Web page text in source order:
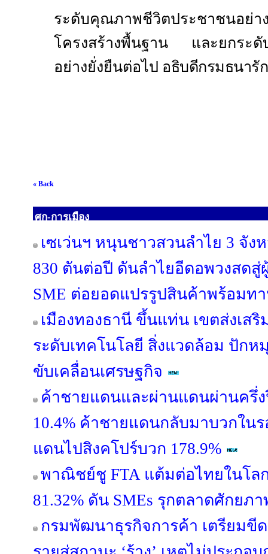
ระดับคุณภาพชีวิตประชาชนอย่า
โครงสร้างพื้นฐาน และยกระ
อย่างยั่งยืนต่อไป อธิบดีกรมธนารั
« Back
ศก-การเมือง
เซเว่นฯ หนุนชาวสวนลำไย 3 จัง
830 ตันต่อปี ดันลำไยอีดอพวงสด
SME ต่อยอดแปรรูปสินค้าพร้อมท
เมืองทองธานี ขึ้นแท่น เขตส่งเสริ
ระดับเทคโนโลยี สิ่งแวดล้อม ปักห
ขับเคลื่อนเศรษฐกิจ
ค้าชายแดนและผ่านแดนผ่านครึ่ง
10.4% ค้าชายแดนกลับมาบวกใน
แดนไปสิงคโปร์บวก 178.9%
พาณิชย์ชู FTA แต้มต่อไทยในโล
81.32% ดัน SMEs รุกตลาดศักยภ
กรมพัฒนาธุรกิจการค้า เตรียม